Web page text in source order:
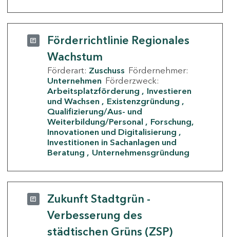
Förderrichtlinie Regionales
Wachstum
Förderart: Zuschuss Fördernehmer:
Unternehmen Förderzweck:
Arbeitsplatzförderung
Investieren
und Wachsen
Existenzgründung
Qualifizierung/Aus- und
Weiterbildung/Personal
Forschung,
Innovationen und Digitalisierung
Investitionen in Sachanlagen und
Beratung
Unternehmensgründung
Zukunft Stadtgrün -
Verbesserung des
städtischen Grüns (ZSP)